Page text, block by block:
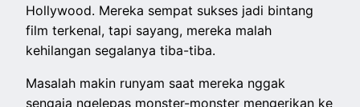
Hollywood. Mereka sempat sukses jadi bintang
film terkenal, tapi sayang, mereka malah
kehilangan segalanya tiba-tiba.
Masalah makin runyam saat mereka nggak
sengaja ngelepas monster-monster mengerikan ke